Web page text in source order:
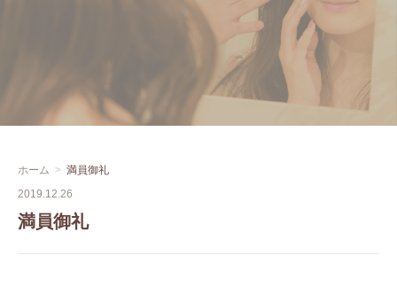
ホーム
満員御礼
2019.12.26
満員御礼